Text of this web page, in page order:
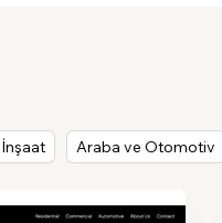
İnşaat Araba ve Otomotiv